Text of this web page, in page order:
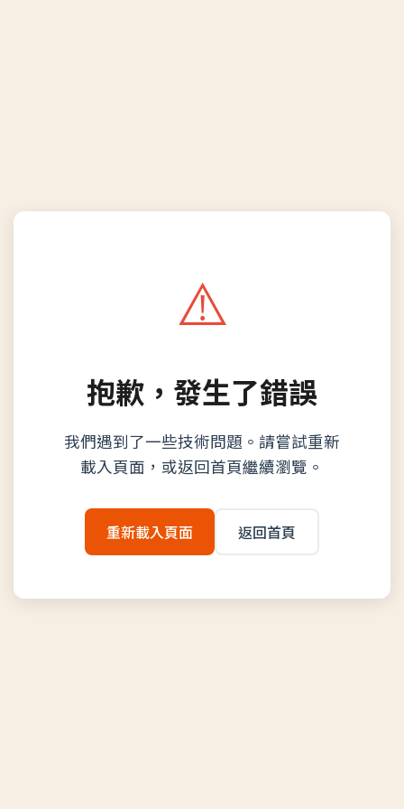
⚠️
抱歉，發生了錯誤
我們遇到了一些技術問題。請嘗試重新
載入頁面，或返回首頁繼續瀏覽。
重新載入頁面 返回首頁